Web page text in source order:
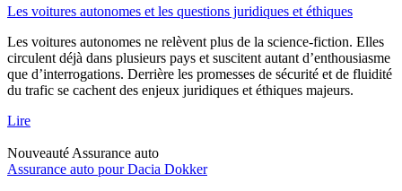
Les voitures autonomes et les questions juridiques et éthiques
Les voitures autonomes ne relèvent plus de la science-fiction. Elles
circulent déjà dans plusieurs pays et suscitent autant d’enthousiasme
que d’interrogations. Derrière les promesses de sécurité et de fluidité
du trafic se cachent des enjeux juridiques et éthiques majeurs.
Lire
Nouveauté Assurance auto
Assurance auto pour Dacia Dokker